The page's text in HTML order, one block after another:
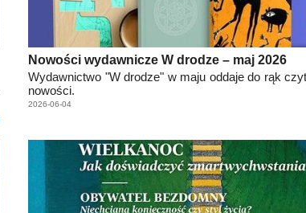
Nowości wydawnicze W drodze – maj 2026
Wydawnictwo "W drodze" w maju oddaje do rąk
nowości.
2026-06-04